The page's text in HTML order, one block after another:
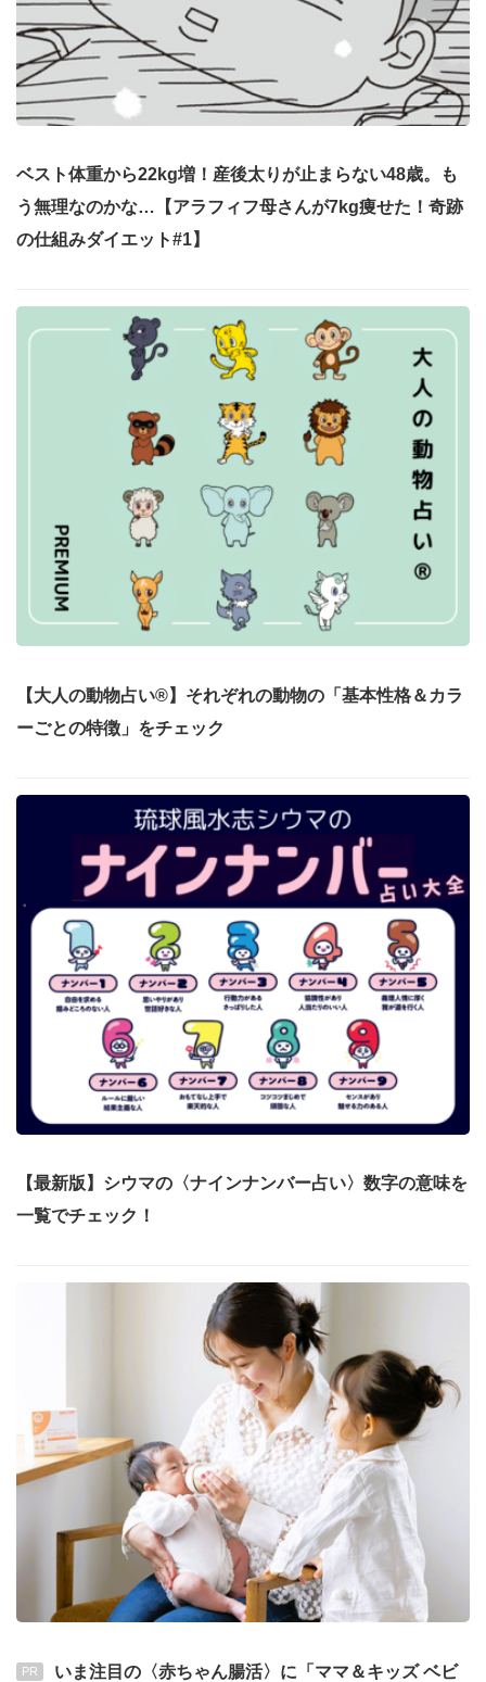
ベスト体重から22kg増！産後太りが止まらない48歳。も
う無理なのかな…【アラフィフ母さんが7kg痩せた！奇跡
の仕組みダイエット#1】
【大人の動物占い®】それぞれの動物の「基本性格＆カラ
ーごとの特徴」をチェック
【最新版】シウマの〈ナインナンバー占い〉数字の意味を
一覧でチェック！
PR
いま注目の〈赤ちゃん腸活〉に「ママ＆キッズ ベビ